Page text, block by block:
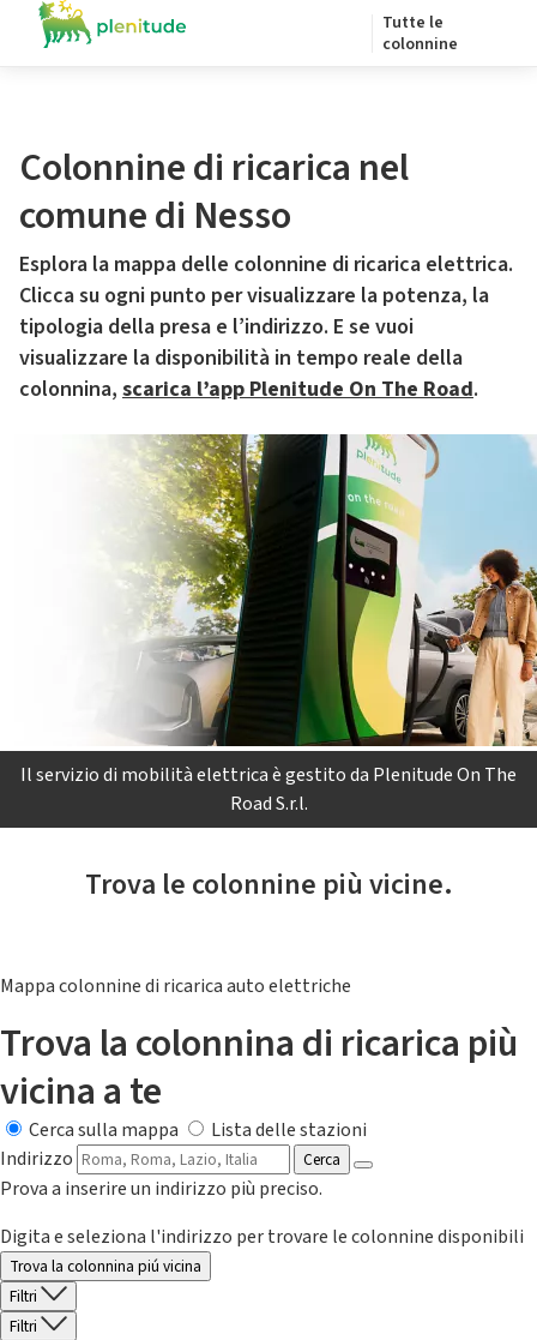
Tutte le
colonnine
Colonnine di ricarica nel
comune di Nesso
Esplora la mappa delle colonnine di ricarica elettrica.
Clicca su ogni punto per visualizzare la potenza, la
tipologia della presa e l’indirizzo. E se vuoi
visualizzare la disponibilità in tempo reale della
colonnina, scarica l’app Plenitude On The Road.
Il servizio di mobilità elettrica è gestito da Plenitude On The
Road S.r.l.
Trova le colonnine più vicine.
Mappa colonnine di ricarica auto elettriche
Trova la colonnina di ricarica più
vicina a te
Cerca sulla mappa
Lista delle stazioni
Indirizzo
Cerca
Prova a inserire un indirizzo più preciso.
Digita e seleziona l'indirizzo per trovare le colonnine disponibili
Trova la colonnina piú vicina
Filtri
Filtri